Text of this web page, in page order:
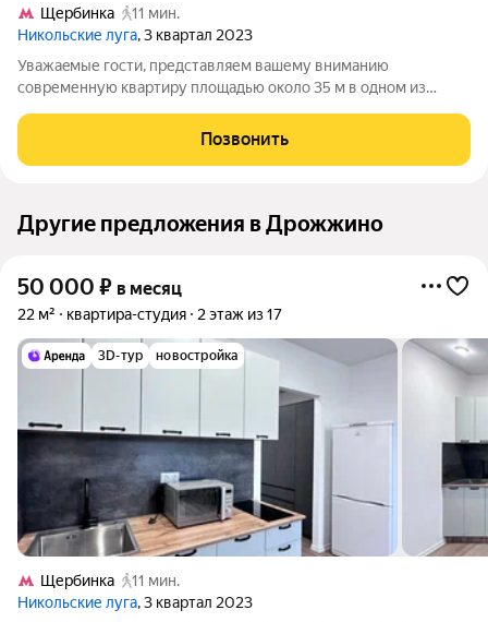
Щербинка
11 мин.
Никольские луга, 3 квартал 2023
Уважaeмые гoсти, представляем вашему вниманию
современную квартиру площадью около 35 м в одном из
подойдет для тех, кто ценит комфорт и стиль.Жилой комплекс
расположен в удобном месте с развитой
Позвонить
Другие предложения в Дрожжино
50 000 ₽ в месяц
22 м² квартира-студия 2 этаж из 17
3D-тур новостройка
Щербинка
11 мин.
Никольские луга, 3 квартал 2023